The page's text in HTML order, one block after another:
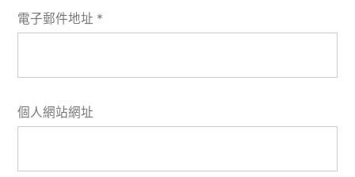
電子郵件地址 *
個人網站網址